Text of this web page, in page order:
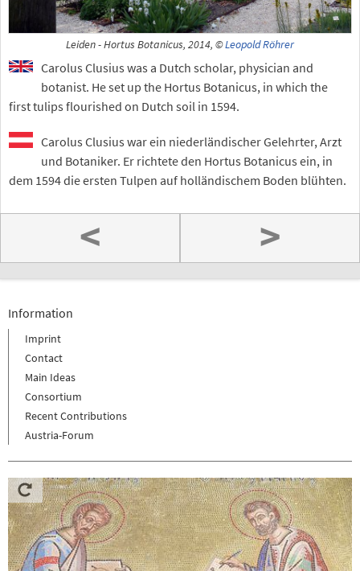
Leiden - Hortus Botanicus, 2014, ©Leopold Röhrer
Carolus Clusius was a Dutch scholar, physician and
botanist. He set up the Hortus Botanicus, in which the
first tulips flourished on Dutch soil in 1594.
Carolus Clusius war ein niederländischer Gelehrter, Arzt
und Botaniker. Er richtete den Hortus Botanicus ein, in
dem 1594 die ersten Tulpen auf holländischem Boden blühten.
< >
Information
Imprint
Contact
Main Ideas
Consortium
Recent Contributions
Austria-Forum